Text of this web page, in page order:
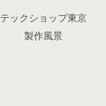
テックショップ東京
製作風景